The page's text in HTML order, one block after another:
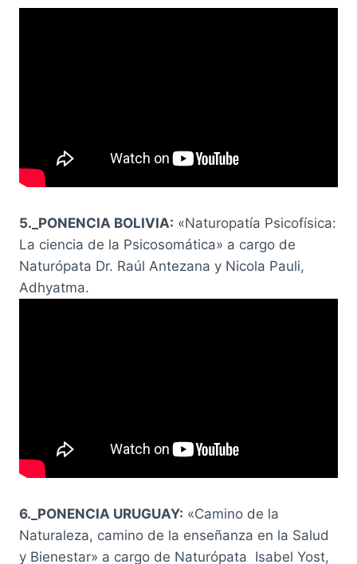
5._PONENCIA BOLIVIA: «Naturopatía Psicofísica:
La ciencia de la Psicosomática» a cargo de
Naturópata Dr. Raúl Antezana y Nicola Pauli,
Adhyatma.
6._PONENCIA URUGUAY: «Camino de la
Naturaleza, camino de la enseñanza en la Salud
y Bienestar» a cargo de Naturópata Isabel Yost,